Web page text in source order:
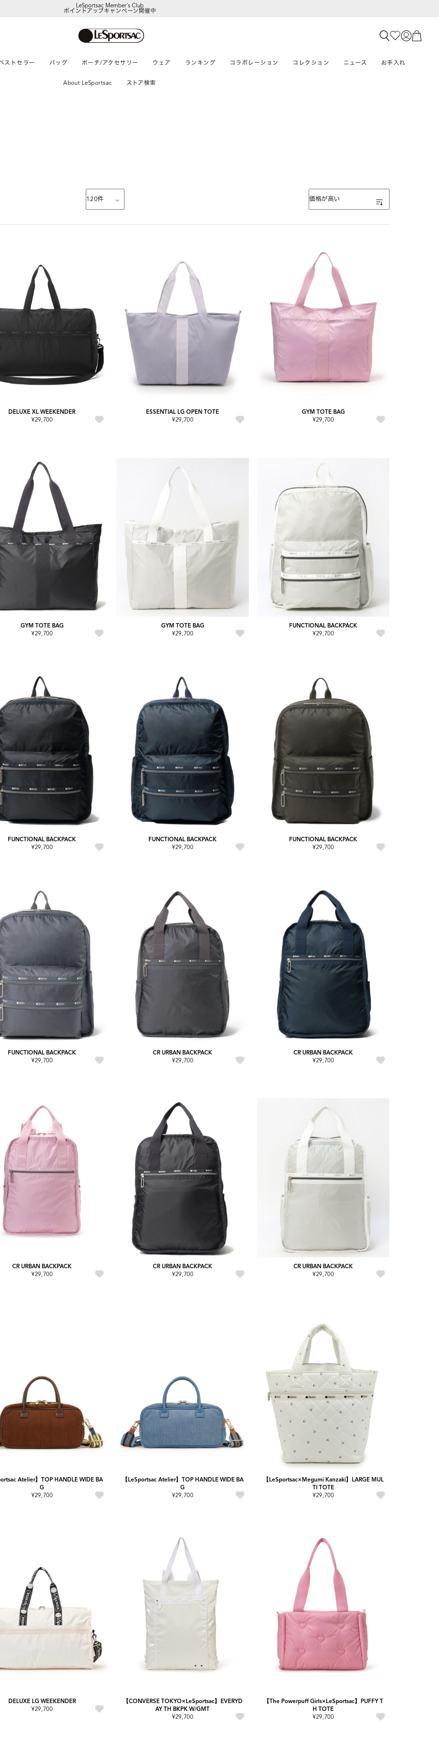
【DORAEMON SHOP IN SHOP】
8/5～表参道フラッグシップストア
ストセラー バッグ ポーチ/アクセサリー ウェア ランキング コラボレーション コレクション ニュース お手入れ
About LeSportsac ストア検索
120件 表示順
価格が高い
DELUXE XL WEEKENDER
¥29,700
ESSENTIAL LG OPEN TOTE
¥29,700
GYM TOTE BAG
¥29,700
GYM TOTE BAG
¥29,700
GYM TOTE BAG
¥29,700
FUNCTIONAL BACKPACK
¥29,700
FUNCTIONAL BACKPACK
¥29,700
FUNCTIONAL BACKPACK
¥29,700
FUNCTIONAL BACKPACK
¥29,700
FUNCTIONAL BACKPACK
¥29,700
CR URBAN BACKPACK
¥29,700
CR URBAN BACKPACK
¥29,700
CR URBAN BACKPACK
¥29,700
CR URBAN BACKPACK
¥29,700
CR URBAN BACKPACK
¥29,700
Atelier】TOP HANDLE WIDE BA
G
¥29,700
【LeSportsac Atelier】TOP HANDLE WIDE BA
G
¥29,700
【LeSportsac×Megumi Kanzaki】LARGE MUL
TI TOTE
¥29,700
DELUXE LG WEEKENDER
¥29,700
【CONVERSE TOKYO×LeSportsac】EVERYD
AY TH BKPK W/GMT
¥29,700
【The Powerpuff Girls×LeSportsac】PUFFY T
H TOTE
¥29,700